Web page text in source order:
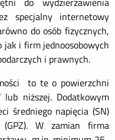
specjalny internetowy
do osób fizycznych,
i firm jednoosobowych
i prawnych.
to te o powierzchni
niższej. Dodatkowym
średniego napięcia (SN)
W zamian firma